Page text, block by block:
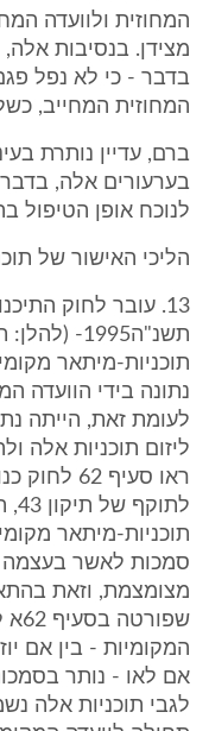
המחוזית ולוועדה
מצידן. בנסיבות
בדבר - כי לא נפל
המחוזית המחייב,
ברם, עדיין נותרת
בערעורים אלה, בדבר
לנוכח אופן הטיפול
הליכי האישור של
תוכניות-מיתאר
נתונה בידי הוועדה
לעומת זאת, הייתה
ליזום תוכניות אלה
תוכניות-מיתאר
סמכות לאשר בעצמה
מצומצמת, וזאת
המקומיות - בין אם
אם לאו - נותר
לגבי תוכניות אלה